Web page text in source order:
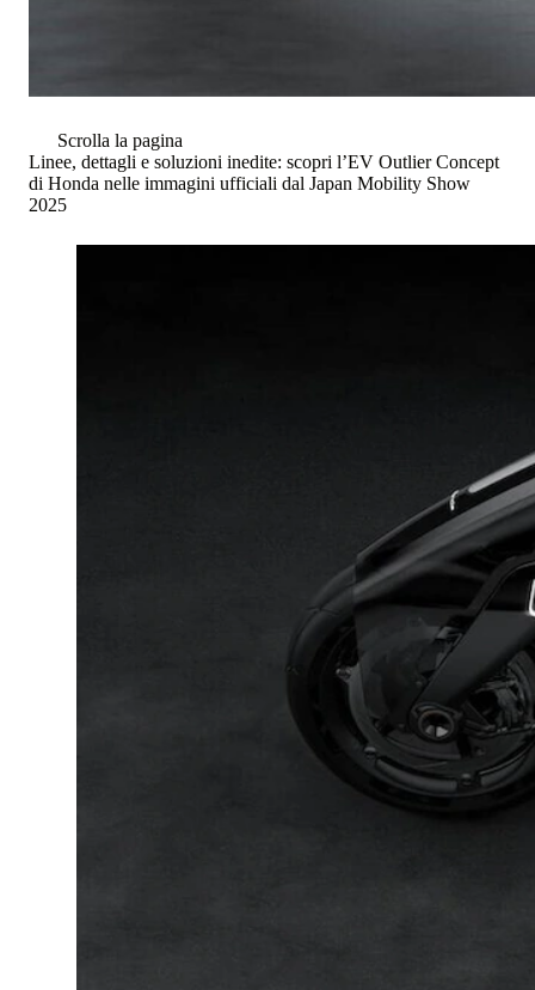
Scrolla la pagina
Linee, dettagli e soluzioni inedite: scopri l’EV Outlier Concept
di Honda nelle immagini ufficiali dal Japan Mobility Show
2025